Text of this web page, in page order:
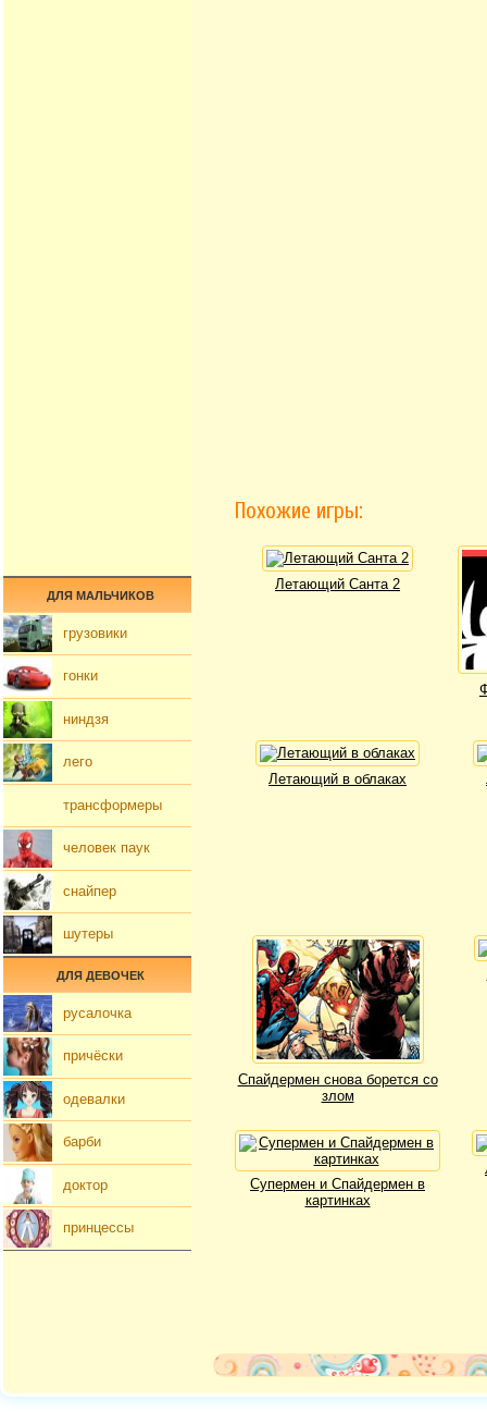
Похожие игры:
Летающий Санта 2
Летающий в облаках
Спайдермен снова борется со
злом
Супермен и Спайдермен в
картинках
ДЛЯ МАЛЬЧИКОВ
грузовики
гонки
ниндзя
лего
трансформеры
человек паук
снайпер
шутеры
ДЛЯ ДЕВОЧЕК
русалочка
причёски
одевалки
барби
доктор
принцессы